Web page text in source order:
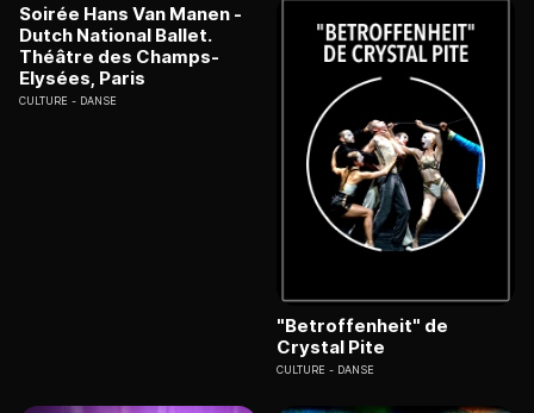
Soirée Hans Van Manen -
Dutch National Ballet.
Théâtre des Champs-
Elysées, Paris
CULTURE DANSE
"Betroffenheit" de
Crystal Pite
CULTURE DANSE